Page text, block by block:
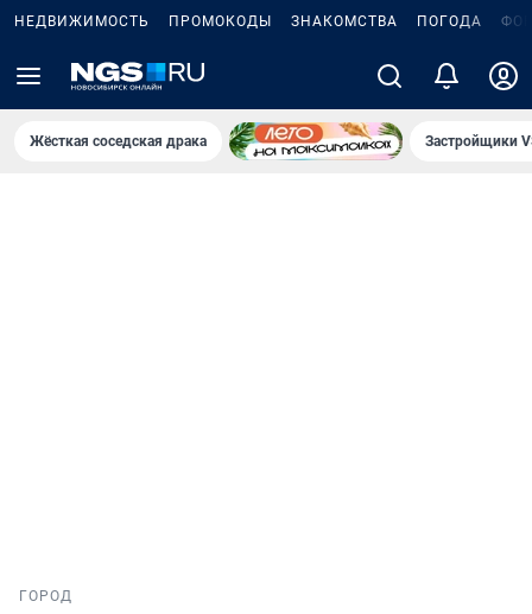
НЕДВИЖИМОСТЬ ПРОМОКОДЫ ЗНАКОМСТВА ПОГОДА
Жёсткая соседская драка Застройщики
ГОРОД